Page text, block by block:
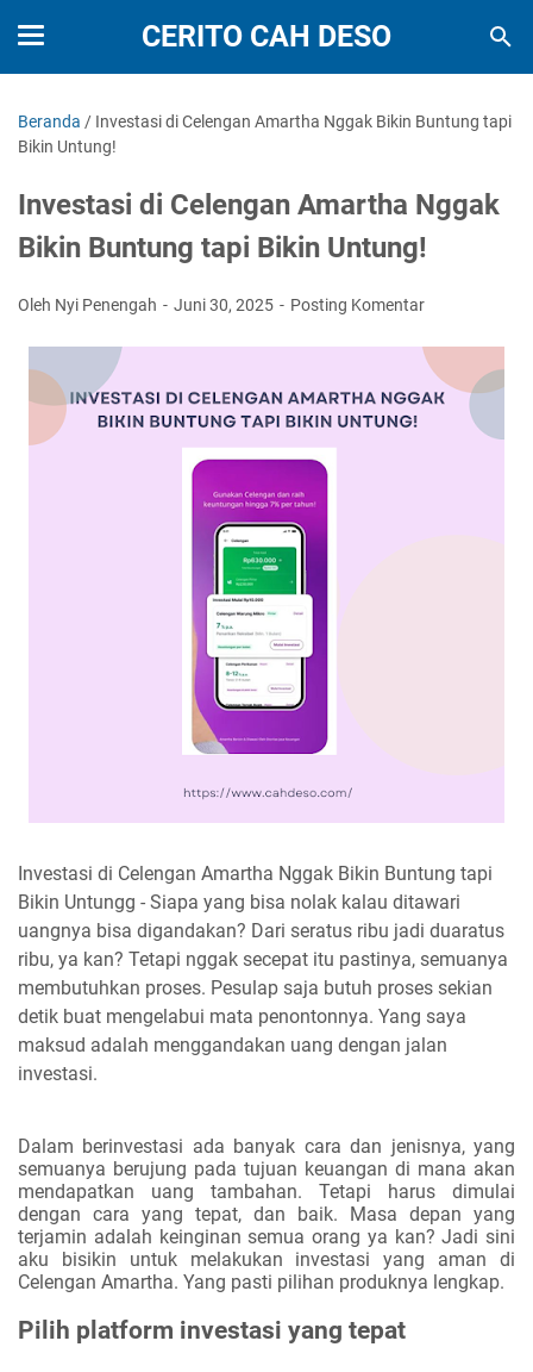
CERITO CAH DESO
Beranda / Investasi di Celengan Amartha Nggak Bikin Buntung tapi
Bikin Untung!
Investasi di Celengan Amartha Nggak
Bikin Buntung tapi Bikin Untung!
Oleh Nyi Penengah Juni 30, 2025 Posting Komentar
Investasi di Celengan Amartha Nggak Bikin Buntung tapi
Bikin Untungg - Siapa yang bisa nolak kalau ditawari
uangnya bisa digandakan? Dari seratus ribu jadi duaratus
ribu, ya kan? Tetapi nggak secepat itu pastinya, semuanya
membutuhkan proses. Pesulap saja butuh proses sekian
detik buat mengelabui mata penontonnya. Yang saya
maksud adalah menggandakan uang dengan jalan
investasi.
Dalam berinvestasi ada banyak cara dan jenisnya, yang
semuanya berujung pada tujuan keuangan di mana akan
mendapatkan uang tambahan. Tetapi harus dimulai
dengan cara yang tepat, dan baik. Masa depan yang
terjamin adalah keinginan semua orang ya kan? Jadi sini
aku bisikin untuk melakukan investasi yang aman di
Celengan Amartha. Yang pasti pilihan produknya lengkap.
Pilih platform investasi yang tepat